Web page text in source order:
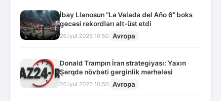
İbay Llanosun "La Velada del Año 6" boks
gecəsi rekordları alt-üst etdi
26.İyul.2026 10:50 Avropa
Donald Trampın İran strategiyası: Yaxın
Şərqdə növbəti gərginlik mərhələsi
26.İyul.2026 10:50 Avropa